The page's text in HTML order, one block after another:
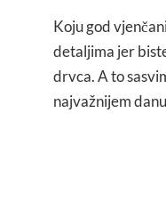
Koju god
detaljima jer
drvca. A to
najvažnijem